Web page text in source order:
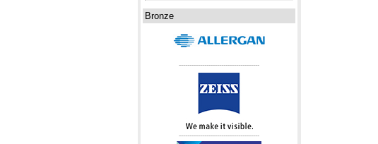
Bronze
--------------------------------------
--------------------------------------